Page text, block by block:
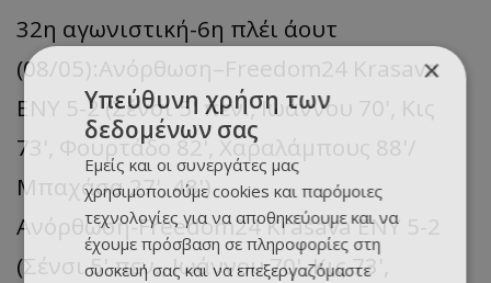
32η αγωνιστική-6η πλέι άουτ
(08/05):Ανόρθωση–Freedom24 Krasava
ΕΝΥ 5-2 (Σένσι 5' πεν., Ιωάννου 70', Κις
73', Φουρτάδο 82', Χαραλάμπους 88'/
Μπαχάσα 27', 48')
Ανόρθωση-Freedom24 Krasava ΕΝΥ 5-2
(Σένσι 5' πεν., Ιωάννου 70', Κις 73',
×
Υπεύθυνη χρήση των
δεδομένων σας
Εμείς και οι συνεργάτες μας
χρησιμοποιούμε cookies και παρόμοιες
τεχνολογίες για να αποθηκεύουμε και να
έχουμε πρόσβαση σε πληροφορίες στη
συσκευή σας και να επεξεργαζόμαστε